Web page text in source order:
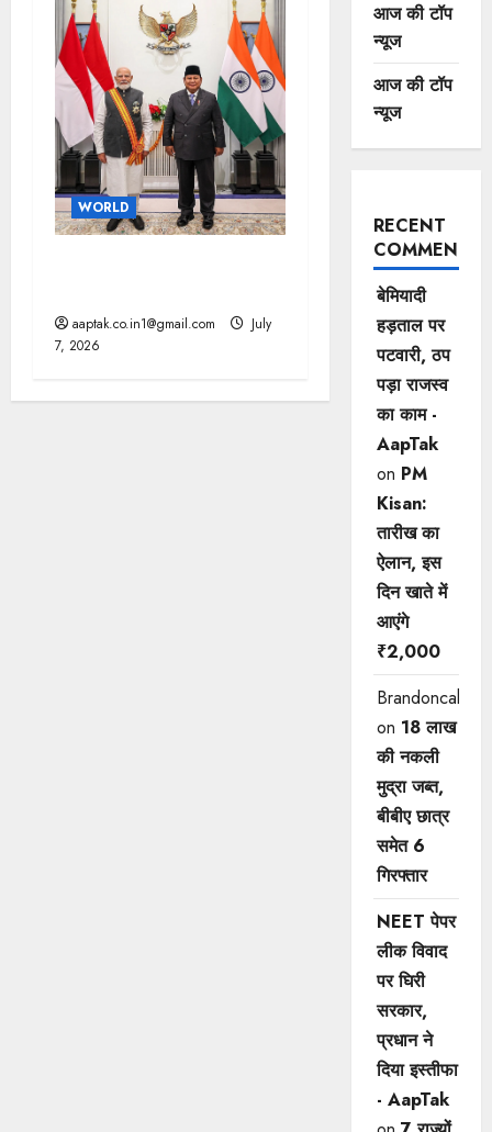
WORLD
aaptak.co.in1@gmail.com
July
7, 2026
आज की टॉप
न्यूज
आज की टॉप
न्यूज
RECENT
COMMENTS
बेमियादी
हड़ताल पर
पटवारी, ठप
पड़ा राजस्व
का काम -
AapTak
on PM
Kisan:
तारीख का
ऐलान, इस
दिन खाते में
आएंगे
₹2,000
Brandoncah
on 18 लाख
की नकली
मुद्रा जब्त,
बीबीए छात्र
समेत 6
गिरफ्तार
NEET पेपर
लीक विवाद
पर घिरी
सरकार,
प्रधान ने
दिया इस्तीफा
- AapTak